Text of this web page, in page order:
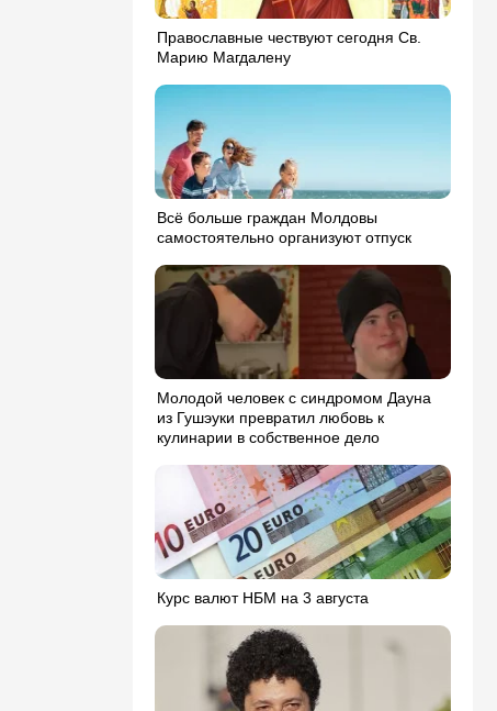
Православные чествуют сегодня Св.
Марию Магдалену
Всё больше граждан Молдовы
самостоятельно организуют отпуск
Молодой человек с синдромом Дауна
из Гушэуки превратил любовь к
кулинарии в собственное дело
Курс валют НБМ на 3 августа